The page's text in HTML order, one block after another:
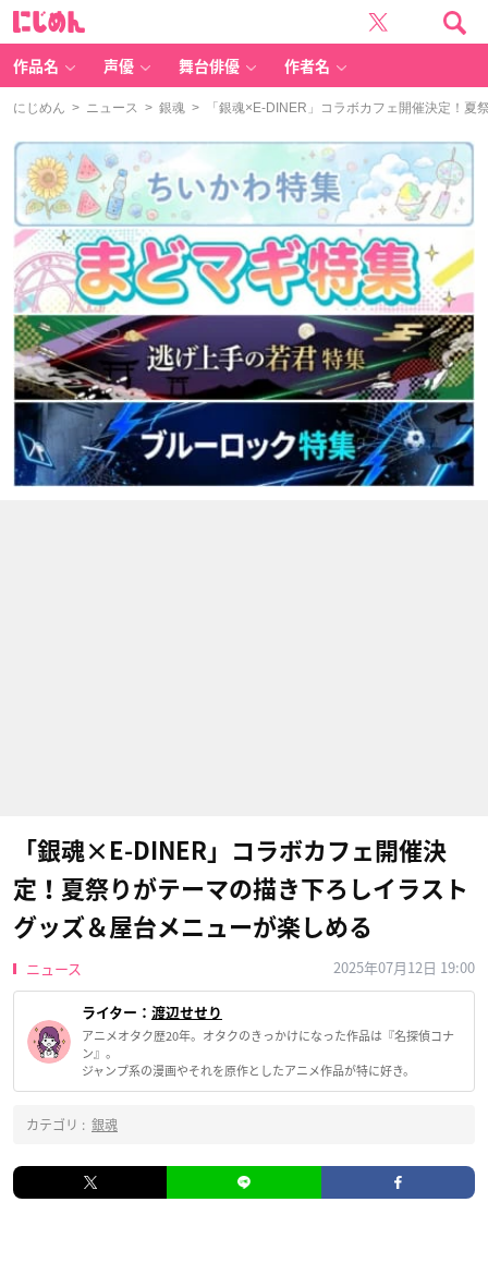
作品名 声優 舞台俳優 作者名
にじめん > ニュース > 銀魂 > 「銀魂×E-DINER」コラボカフェ開催決定！夏
「銀魂×E-DINER」コラボカフェ開催決
定！夏祭りがテーマの描き下ろしイラスト
グッズ＆屋台メニューが楽しめる
ニュース 2025年07月12日 19:00
ライター： 渡辺せせり
アニメオタク歴20年。オタクのきっかけになった作品は『名探偵コナ
ン』。
ジャンプ系の漫画やそれを原作としたアニメ作品が特に好き。
カテゴリ : 銀魂